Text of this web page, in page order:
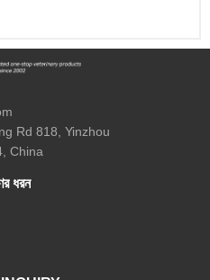
Rd 818, Yinzhou
China
ধরন